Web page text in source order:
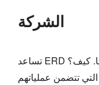
الشركة
تساعد ERD المنظمة أو الشركة في تحسين عملياتها. كيف؟
تتضمن عملياتهم